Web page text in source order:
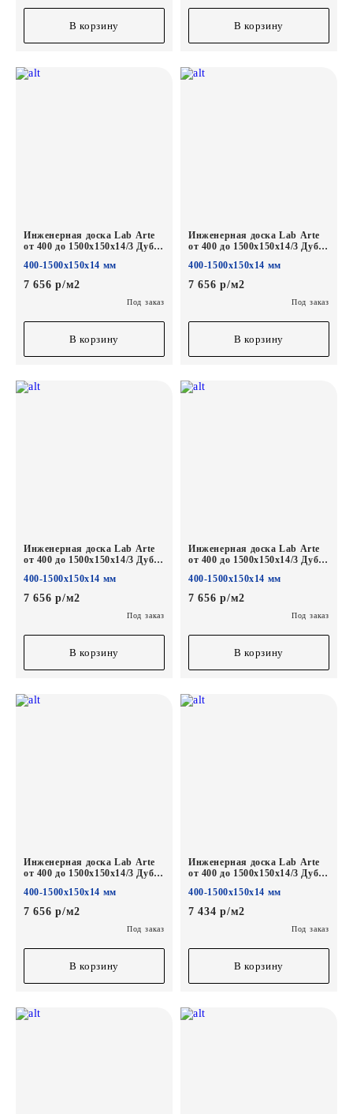
В корзину В корзину
Инженерная доска Lab Arte
от 400 до 1500х150х14/3 Дуб
400-1500х150х14 мм
7 656 р/м2
Под заказ
В корзину
Инженерная доска Lab Arte
от 400 до 1500х150х14/3 Дуб
400-1500х150х14 мм
7 656 р/м2
Под заказ
В корзину
Инженерная доска Lab Arte
от 400 до 1500х150х14/3 Дуб
400-1500х150х14 мм
7 656 р/м2
Под заказ
В корзину
Инженерная доска Lab Arte
от 400 до 1500х150х14/3 Дуб
400-1500х150х14 мм
7 656 р/м2
Под заказ
В корзину
Инженерная доска Lab Arte
от 400 до 1500х150х14/3 Дуб
400-1500х150х14 мм
7 656 р/м2
Под заказ
В корзину
Инженерная доска Lab Arte
от 400 до 1500х150х14/3 Дуб
400-1500х150х14 мм
7 434 р/м2
Под заказ
В корзину